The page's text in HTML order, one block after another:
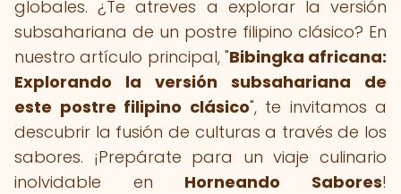
globales. ¿Te atreves a explorar la versión
subsahariana de un postre filipino clásico? En
nuestro artículo principal, "Bibingka africana:
Explorando la versión subsahariana de
este postre filipino clásico", te invitamos a
descubrir la fusión de culturas a través de los
sabores. ¡Prepárate para un viaje culinario
inolvidable en Horneando Sabores!